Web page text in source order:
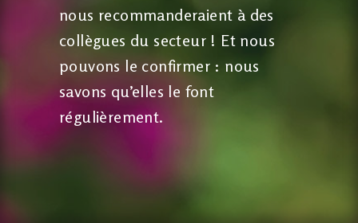
nous recommanderaient à des
collègues du secteur ! Et nous
pouvons le confirmer : nous
savons qu’elles le font
régulièrement.